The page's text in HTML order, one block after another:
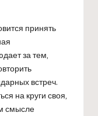
принять
за тем,
встреч.
на круги своя,
смысле